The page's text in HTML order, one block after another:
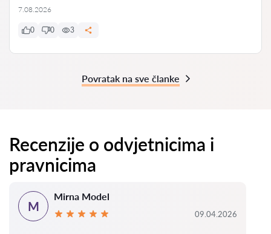
7.08.2026
0 0 3
Povratak na sve članke
Recenzije o odvjetnicima i
pravnicima
M
Mirna Model
09.04.2026